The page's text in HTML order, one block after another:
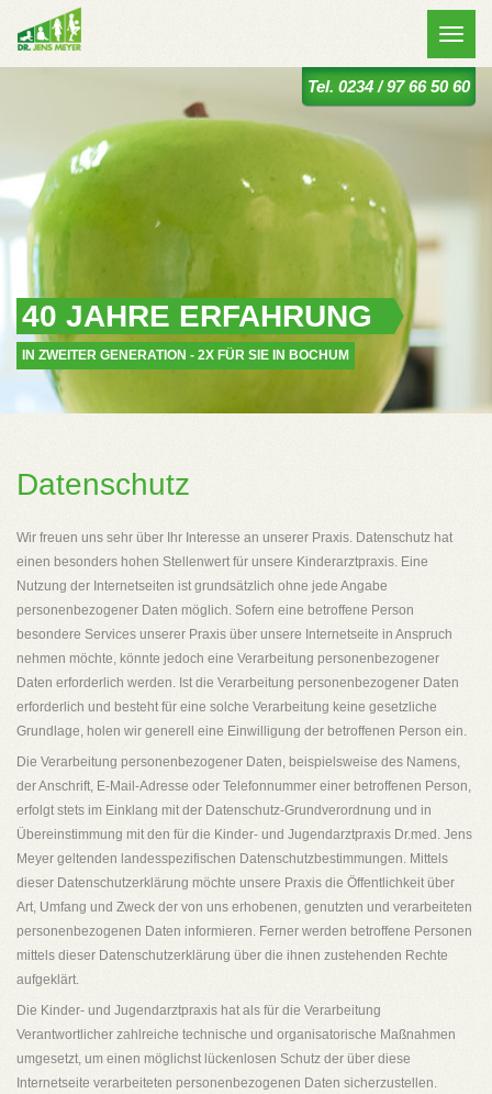
Toggle
Tel. 0234 / 97 66 50 60
40 JAHRE ERFAHRUNG
IN ZWEITER GENERATION - 2X FÜR SIE IN BOCHUM
Datenschutz
Wir freuen uns sehr über Ihr Interesse an unserer Praxis. Datenschutz hat
einen besonders hohen Stellenwert für unsere Kinderarztpraxis. Eine
Nutzung der Internetseiten ist grundsätzlich ohne jede Angabe
personenbezogener Daten möglich. Sofern eine betroffene Person
besondere Services unserer Praxis über unsere Internetseite in Anspruch
nehmen möchte, könnte jedoch eine Verarbeitung personenbezogener
Daten erforderlich werden. Ist die Verarbeitung personenbezogener Daten
erforderlich und besteht für eine solche Verarbeitung keine gesetzliche
Grundlage, holen wir generell eine Einwilligung der betroffenen Person ein.
Die Verarbeitung personenbezogener Daten, beispielsweise des Namens,
der Anschrift, E-Mail-Adresse oder Telefonnummer einer betroffenen Person,
erfolgt stets im Einklang mit der Datenschutz-Grundverordnung und in
Übereinstimmung mit den für die Kinder- und Jugendarztpraxis Dr.med. Jens
Meyer geltenden landesspezifischen Datenschutzbestimmungen. Mittels
dieser Datenschutzerklärung möchte unsere Praxis die Öffentlichkeit über
Art, Umfang und Zweck der von uns erhobenen, genutzten und verarbeiteten
personenbezogenen Daten informieren. Ferner werden betroffene Personen
mittels dieser Datenschutzerklärung über die ihnen zustehenden Rechte
aufgeklärt.
Die Kinder- und Jugendarztpraxis hat als für die Verarbeitung
Verantwortlicher zahlreiche technische und organisatorische Maßnahmen
umgesetzt, um einen möglichst lückenlosen Schutz der über diese
Internetseite verarbeiteten personenbezogenen Daten sicherzustellen.